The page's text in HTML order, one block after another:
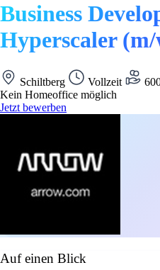
Business
Hyperscaler
Schiltberg Vollzeit
Kein Homeoffice möglich
Jetzt bewerben
Auf einen Blick